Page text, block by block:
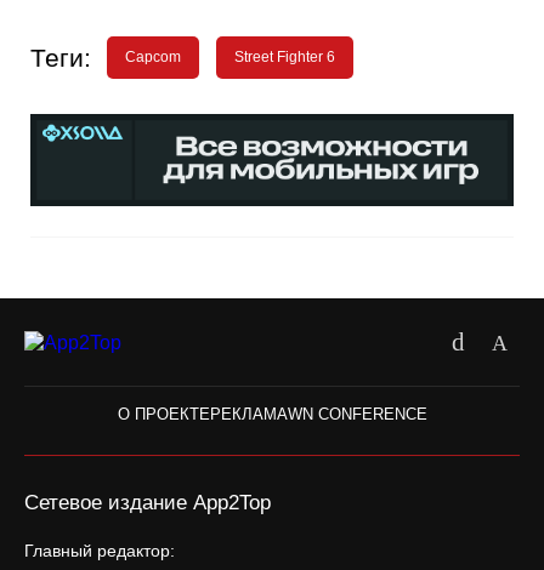
Теги: Capcom Street Fighter 6
О ПРОЕКТЕРЕКЛАМАWN CONFERENCE
Сетевое издание App2Top
Главный редактор: